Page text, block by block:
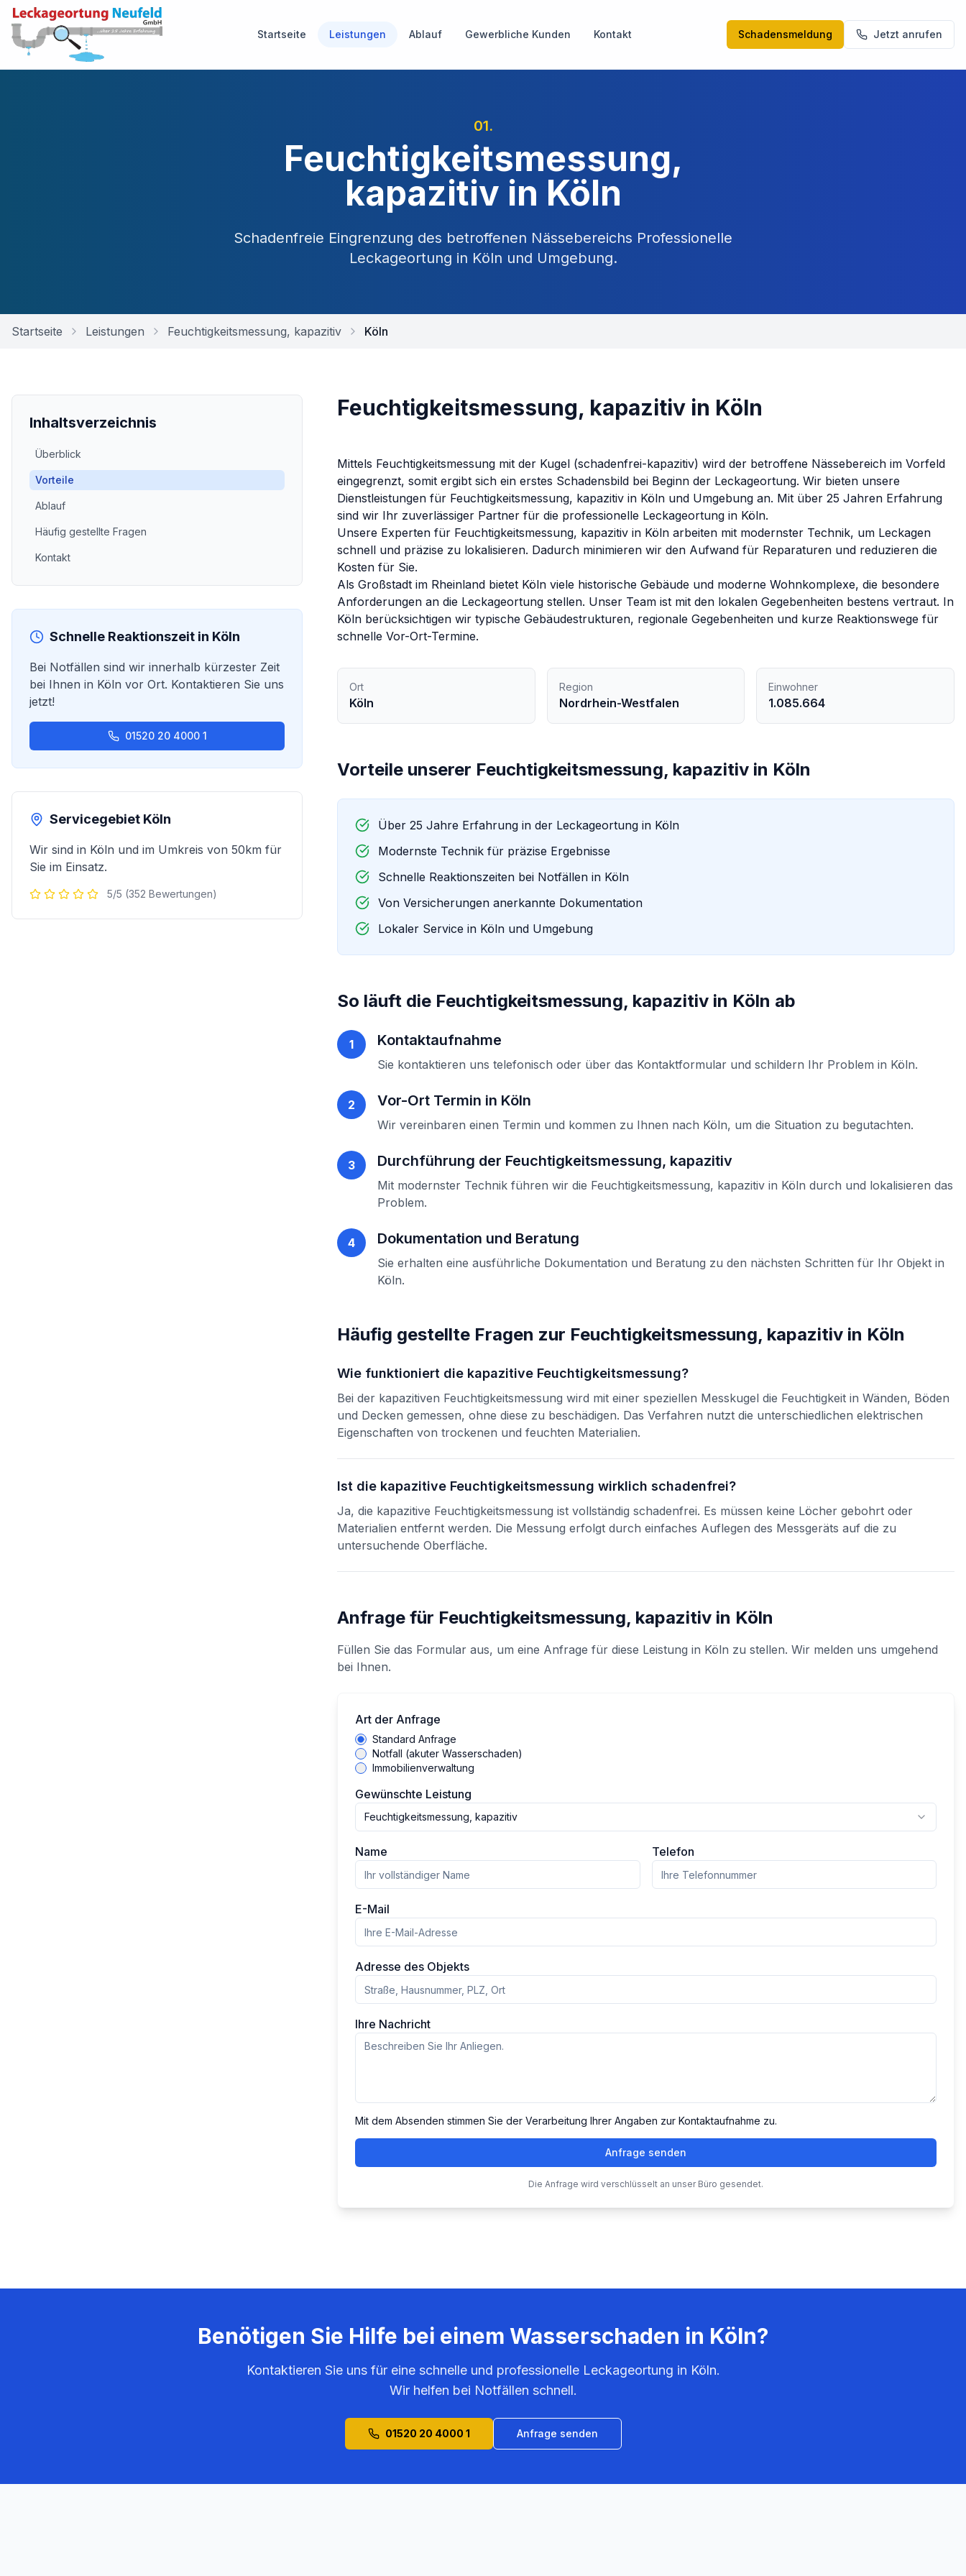
Startseite Leistungen Ablauf Gewerbliche Kunden Kontakt Schadensmeldung Jetzt anrufen
01.
Feuchtigkeitsmessung,
kapazitiv in Köln
Schadenfreie Eingrenzung des betroffenen Nässebereichs Professionelle
Leckageortung in Köln und Umgebung.
Startseite Leistungen Feuchtigkeitsmessung, kapazitiv Köln
Inhaltsverzeichnis
Überblick
Vorteile
Ablauf
Häufig gestellte Fragen
Kontakt
Schnelle Reaktionszeit in Köln
Bei Notfällen sind wir innerhalb kürzester Zeit
bei Ihnen in Köln vor Ort. Kontaktieren Sie uns
jetzt!
01520 20 4000 1
Servicegebiet Köln
Wir sind in Köln und im Umkreis von 50km für
Sie im Einsatz.
5/5 (352 Bewertungen)
Feuchtigkeitsmessung, kapazitiv in Köln
Mittels Feuchtigkeitsmessung mit der Kugel (schadenfrei-kapazitiv) wird der betroffene Nässebereich im Vorfeld
eingegrenzt, somit ergibt sich ein erstes Schadensbild bei Beginn der Leckageortung. Wir bieten unsere
Dienstleistungen für Feuchtigkeitsmessung, kapazitiv in Köln und Umgebung an. Mit über 25 Jahren Erfahrung
sind wir Ihr zuverlässiger Partner für die professionelle Leckageortung in Köln.
Unsere Experten für Feuchtigkeitsmessung, kapazitiv in Köln arbeiten mit modernster Technik, um Leckagen
schnell und präzise zu lokalisieren. Dadurch minimieren wir den Aufwand für Reparaturen und reduzieren die
Kosten für Sie.
Als Großstadt im Rheinland bietet Köln viele historische Gebäude und moderne Wohnkomplexe, die besondere
Anforderungen an die Leckageortung stellen. Unser Team ist mit den lokalen Gegebenheiten bestens vertraut. In
Köln berücksichtigen wir typische Gebäudestrukturen, regionale Gegebenheiten und kurze Reaktionswege für
schnelle Vor-Ort-Termine.
Ort
Köln
Region
Nordrhein-Westfalen
Einwohner
1.085.664
Vorteile unserer Feuchtigkeitsmessung, kapazitiv in Köln
Über 25 Jahre Erfahrung in der Leckageortung in Köln
Modernste Technik für präzise Ergebnisse
Schnelle Reaktionszeiten bei Notfällen in Köln
Von Versicherungen anerkannte Dokumentation
Lokaler Service in Köln und Umgebung
So läuft die Feuchtigkeitsmessung, kapazitiv in Köln ab
1 Kontaktaufnahme
Sie kontaktieren uns telefonisch oder über das Kontaktformular und schildern Ihr Problem in Köln.
2 Vor-Ort Termin in Köln
Wir vereinbaren einen Termin und kommen zu Ihnen nach Köln, um die Situation zu begutachten.
3 Durchführung der Feuchtigkeitsmessung, kapazitiv
Mit modernster Technik führen wir die Feuchtigkeitsmessung, kapazitiv in Köln durch und lokalisieren das
Problem.
4 Dokumentation und Beratung
Sie erhalten eine ausführliche Dokumentation und Beratung zu den nächsten Schritten für Ihr Objekt in
Köln.
Häufig gestellte Fragen zur Feuchtigkeitsmessung, kapazitiv in Köln
Wie funktioniert die kapazitive Feuchtigkeitsmessung?
Bei der kapazitiven Feuchtigkeitsmessung wird mit einer speziellen Messkugel die Feuchtigkeit in Wänden, Böden
und Decken gemessen, ohne diese zu beschädigen. Das Verfahren nutzt die unterschiedlichen elektrischen
Eigenschaften von trockenen und feuchten Materialien.
Ist die kapazitive Feuchtigkeitsmessung wirklich schadenfrei?
Ja, die kapazitive Feuchtigkeitsmessung ist vollständig schadenfrei. Es müssen keine Löcher gebohrt oder
Materialien entfernt werden. Die Messung erfolgt durch einfaches Auflegen des Messgeräts auf die zu
untersuchende Oberfläche.
Anfrage für Feuchtigkeitsmessung, kapazitiv in Köln
Füllen Sie das Formular aus, um eine Anfrage für diese Leistung in Köln zu stellen. Wir melden uns umgehend
bei Ihnen.
Art der Anfrage
Standard Anfrage
Notfall (akuter Wasserschaden)
Immobilienverwaltung
Gewünschte Leistung
Feuchtigkeitsmessung, kapazitiv
Name Telefon
E-Mail
Adresse des Objekts
Ihre Nachricht
Mit dem Absenden stimmen Sie der Verarbeitung Ihrer Angaben zur Kontaktaufnahme zu.
Anfrage senden
Die Anfrage wird verschlüsselt an unser Büro gesendet.
Benötigen Sie Hilfe bei einem Wasserschaden in Köln?
Kontaktieren Sie uns für eine schnelle und professionelle Leckageortung in Köln.
Wir helfen bei Notfällen schnell.
01520 20 4000 1 Anfrage senden